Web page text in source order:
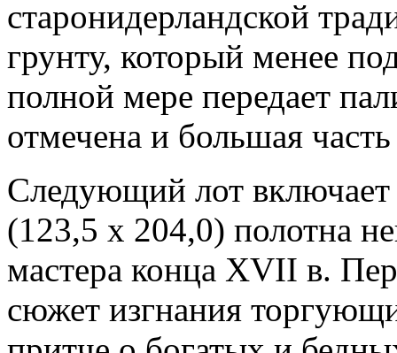
старонидерландской
грунту, который менее
полной мере передает
отмечена и большая
Следующий лот включает
(123,5 x 204,0) полотна
мастера конца XVII в.
сюжет изгнания